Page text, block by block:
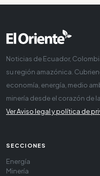
Noticias de Ecuador,
su región amazónica.
economía, energía, medio
minería desde el corazón de
Ver Aviso legal y política de
SECCIONES
Energía
Minería